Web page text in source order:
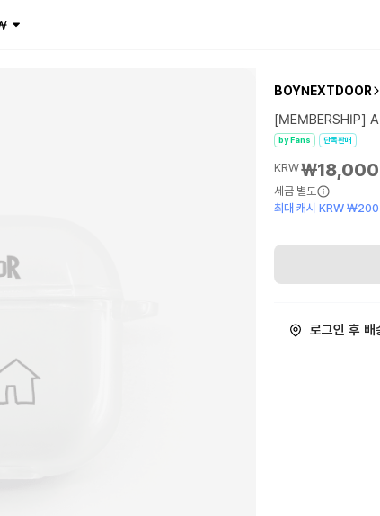
BOYNEXTDOOR
[MEMBERSHIP]
by Fans 단독판매
KRW₩18,000
세금 별도
최대 캐시 KRW ₩200
로그인 후 배